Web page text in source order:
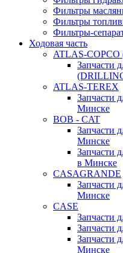
Фильтры
Фильтры
Фильтры-
Ходовая часть
ATLAS-
Запчасти
ATLAS-TEREX
Запчасти
Минске
BOB - CAT
Запчасти
Минске
Запчасти
в Минске
CASAGRANDE
Запчасти
Минске
CASE
Запчасти
Запчасти
Запчасти
Минске